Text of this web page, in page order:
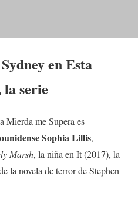
en Esta
serie
Mierda me Supera es
Sophia Lillis,
Marsh, la niña en It (2017), la
la novela de terror de Stephen